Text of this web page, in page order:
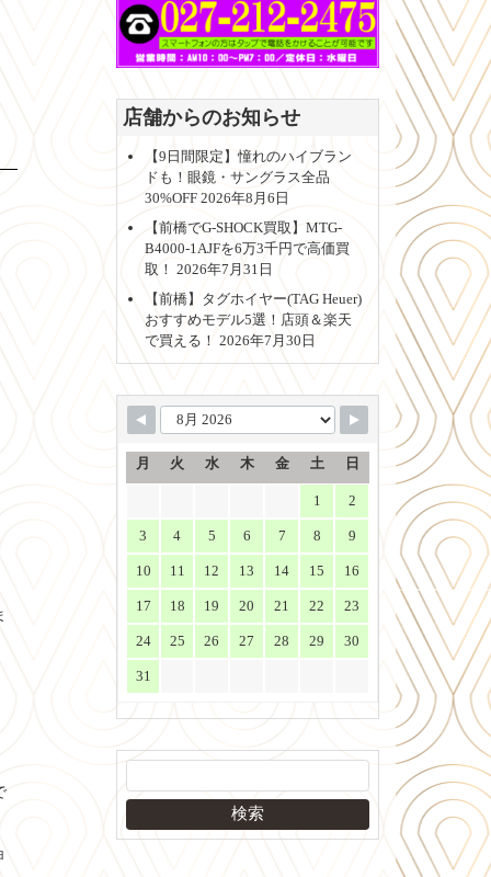
店舗からのお知らせ
【9日間限定】憧れのハイブラン
ドも！眼鏡・サングラス全品
30%OFF 2026年8月6日
【前橋でG-SHOCK買取】MTG-
B4000-1AJFを6万3千円で高価買
取！ 2026年7月31日
【前橋】タグホイヤー(TAG Heuer)
おすすめモデル5選！店頭＆楽天
で買える！ 2026年7月30日
月 火 水 木 金 土 日
1 2
3 4 5 6 7 8 9
10 11 12 13 14 15 16
17 18 19 20 21 22 23
24 25 26 27 28 29 30
31